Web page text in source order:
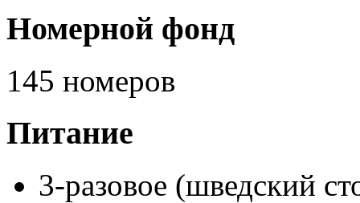
Номерной фонд
145 номеров
Питание
3-разовое (шведский